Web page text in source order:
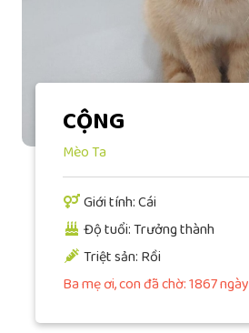
CỘNG
Mèo Ta
Giới tính: Cái
Độ tuổi: Trưởng thành
Triệt sản: Rồi
Ba mẹ ơi, con đã chờ: 1867 ngày